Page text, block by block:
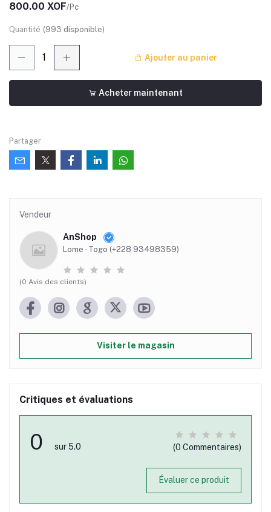
800.00 XOF/Pc
Quantité (993 disponible)
Ajouter au panier
Acheter maintenant
Partager
Vendeur
AnShop
Lome - Togo (+228 93498359)
(0 Avis des clients)
Visiter le magasin
Critiques et évaluations
0 sur 5.0 (0 Commentaires)
Évaluer ce produit